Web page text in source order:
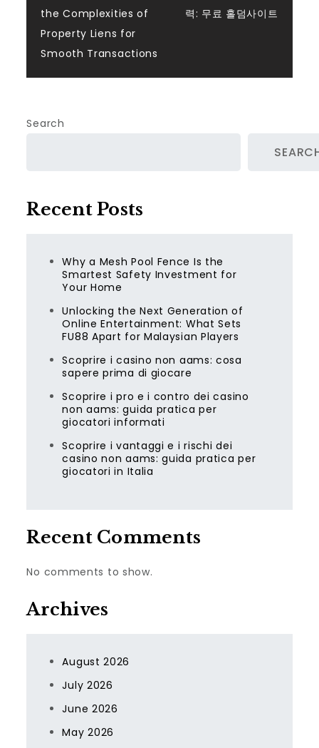
navigation
the Complexities of
Property Liens for
Smooth Transactions
력: 무료 홀덤사이트
Search
Recent Posts
Why a Mesh Pool Fence Is the
Smartest Safety Investment for
Your Home
Unlocking the Next Generation of
Online Entertainment: What Sets
FU88 Apart for Malaysian Players
Scoprire i casino non aams: cosa
sapere prima di giocare
Scoprire i pro e i contro dei casino
non aams: guida pratica per
giocatori informati
Scoprire i vantaggi e i rischi dei
casino non aams: guida pratica per
giocatori in Italia
Recent Comments
No comments to show.
Archives
August 2026
July 2026
June 2026
May 2026